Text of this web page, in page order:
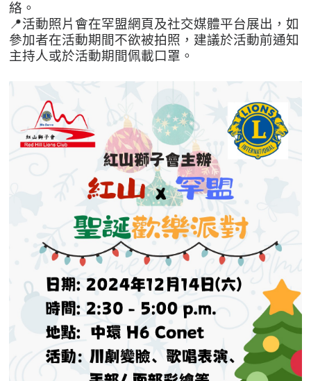
絡。
📍活動照片會在罕盟網頁及社交媒體平台展出，如
參加者在活動期間不欲被拍照，建議於活動前通知
主持人或於活動期間佩載口罩。